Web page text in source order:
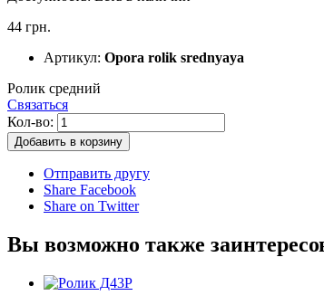
44 грн.
Артикул: Opora rolik srednyaya
Ролик средний
Связаться
Кол-во:
Добавить в корзину
Отправить другу
Share Facebook
Share on Twitter
Вы возможно также